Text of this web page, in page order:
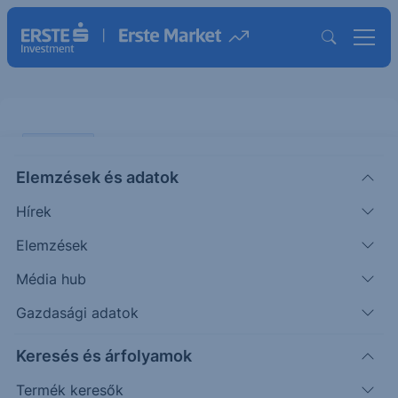
Elemzések és adatok
Hírek
Elemzések
Média hub
Gazdasági adatok
Keresés és árfolyamok
Termék keresők
születésnapját és lényegében élet-halál kérdést
csinált belőle, hogy ez alkalomból bejelenthesse